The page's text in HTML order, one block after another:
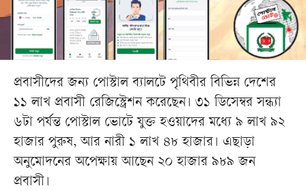
প্রবাসীদের জন্য পোস্টাল ব্যালটে পৃথিবীর বিভিন্ন দেশের
১১ লাখ প্রবাসী রেজিস্ট্রেশন করেছেন। ৩১ ডিসেম্বর সন্ধ্যা
৬টা পর্যন্ত পোস্টাল ভোটে যুক্ত হওয়াদের মধ্যে ৯ লাখ ৯২
হাজার পুরুষ, আর নারী ১ লাখ ৪৮ হাজার। এছাড়া
অনুমোদনের অপেক্ষায় আছেন ২০ হাজার ৯৮৯ জন
প্রবাসী।